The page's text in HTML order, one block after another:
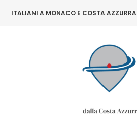
ITALIANI A MONACO E COSTA AZZURRA